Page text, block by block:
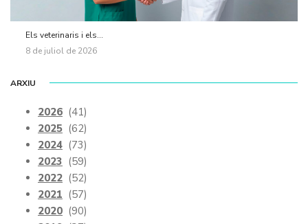
Els veterinaris i els...
8 de juliol de 2026
ARXIU
2026 (41)
2025 (62)
2024 (73)
2023 (59)
2022 (52)
2021 (57)
2020 (90)